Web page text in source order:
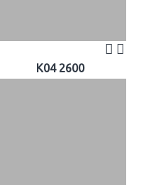
K04 2600